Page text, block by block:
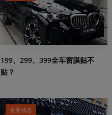
199、299、399全车窗膜贴不
贴？
企业动态